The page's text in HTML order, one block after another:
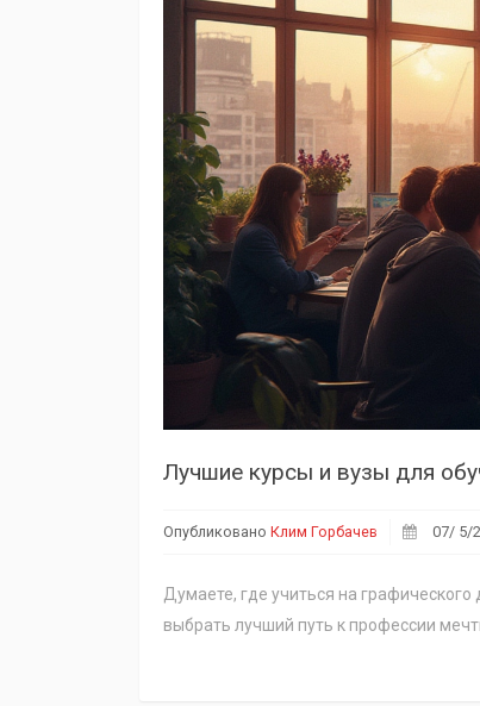
Лучшие курсы и вузы для
Опубликовано Клим Горбачев 07/ 5/
Думаете, где учиться на
выбрать лучший путь к профессии